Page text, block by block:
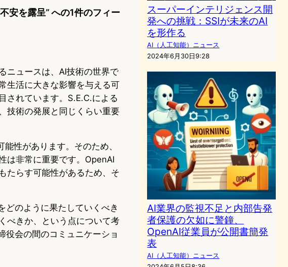
安を露呈” への1件のフィー
ニュースは、AI技術の世界で
生活に大きな影響を与える可
されています。S.E.C.による
技術の発展と同じくらい重要
性があります。そのため、
は非常に重要です。OpenAI
たらす可能性があるため、そ
どのように果たしていくべき
べきか、という点について考
役会の間のコミュニケーショ
スーパーインテリジェンス開
発への挑戦：SSIが未来のAI
を形作る
AI（人工知能）ニュース
2024年6月30日9:28
AI業界の監視不足と内部告発
者保護の欠如に警鐘、
OpenAI従業員が公開書簡発
表
AI（人工知能）ニュース